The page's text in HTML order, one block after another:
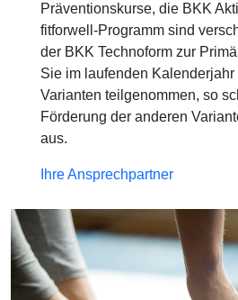
Präventionskurse, die BKK
fitforwell-Programm sind
der BKK Technoform zur
Sie im laufenden
Varianten teilgenommen, so
Förderung der anderen
aus.
Ihre Ansprechpartner